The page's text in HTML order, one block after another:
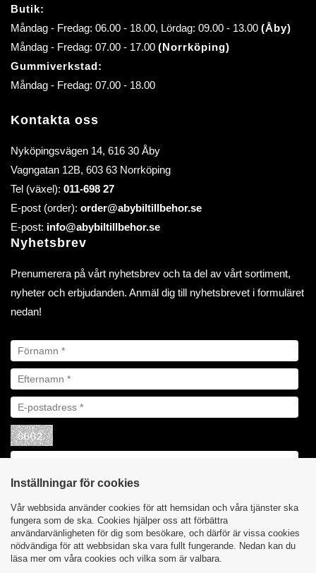
Butik:
Måndag - Fredag: 06.00 - 18.00, Lördag: 09.00 - 13.00 (Åby)
Måndag - Fredag: 07.00 - 17.00 (Norrköping)
Gummiverkstad:
Måndag - Fredag: 07.00 - 18.00
Kontakta oss
Nyköpingsvägen 14, 616 30 Åby
Vagngatan 12B, 603 63 Norrköping
Tel (växel): 011-698 27
E-post (order): order@abybiltillbehor.se
E-post: info@abybiltillbehor.se
Nyhetsbrev
Prenumerera på vårt nyhetsbrev och ta del av vårt sortiment,
nyheter och erbjudanden. Anmäl dig till nyhetsbrevet i formuläret
nedan!
Inställningar för cookies
Vår webbsida använder cookies för att hemsidan och våra tjänster ska
fungera som de ska. Cookies hjälper oss att förbättra
användarvänligheten för dig som besökare, och därför är vissa cookies
nödvändiga för att webbsidan ska vara fullt fungerande. Nedan kan du
läsa mer om våra cookies och vilka som är valbara.